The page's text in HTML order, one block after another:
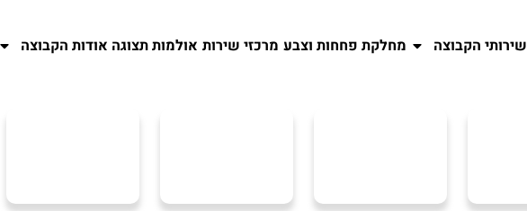
שירותי הקבוצה מחלקת פחחות וצבע מרכזי שירות אולמות תצוגה אודות הקבוצה